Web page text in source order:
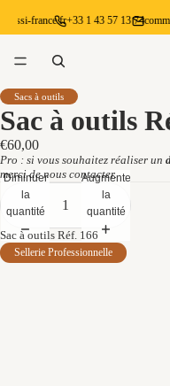
france.fr+33 1 43 57 13 74
Sacs à outils
Sac à outils
€60,00
Pro : si vous souhaitez réaliser un
merci denous contacter.
Diminuer
la
quantité
Augmenter
la
quantité
Sac à outils Réf. 166
Sellerie Professionnelle